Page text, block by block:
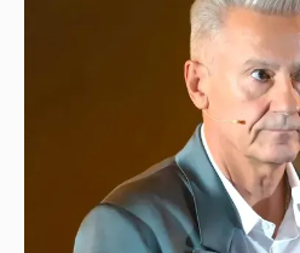
"Сломанные судьбы".
призвал закрыть
театральные вузы в